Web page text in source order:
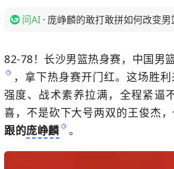
问AI · 庞峥麟的敢打敢拼如何改变男
82-78！长沙男篮热身赛，中国男
，拿下热身赛开门红。这场胜
强度、战术素养拉满，全程紧逼
喜，不是砍下大号两双的王俊杰
跟的庞峥麟 。